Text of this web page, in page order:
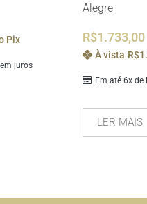
juros
Pix
Alegre
R$1.733,00
Em até 6x de
À vista R$
LER MAIS